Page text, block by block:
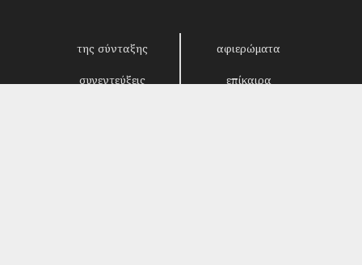
της σύνταξης αφιερώματα
συνεντεύξεις επίκαιρα